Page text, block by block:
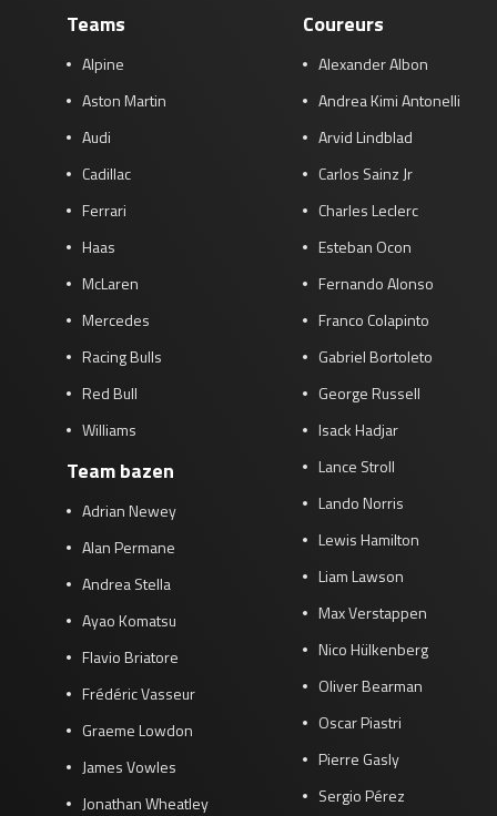
Teams
Alpine
Aston Martin
Audi
Cadillac
Ferrari
Haas
McLaren
Mercedes
Racing Bulls
Red Bull
Williams
Team bazen
Adrian Newey
Alan Permane
Andrea Stella
Ayao Komatsu
Flavio Briatore
Frédéric Vasseur
Graeme Lowdon
James Vowles
Jonathan Wheatley
Coureurs
Alexander Albon
Andrea Kimi Antonelli
Arvid Lindblad
Carlos Sainz Jr
Charles Leclerc
Esteban Ocon
Fernando Alonso
Franco Colapinto
Gabriel Bortoleto
George Russell
Isack Hadjar
Lance Stroll
Lando Norris
Lewis Hamilton
Liam Lawson
Max Verstappen
Nico Hülkenberg
Oliver Bearman
Oscar Piastri
Pierre Gasly
Sergio Pérez